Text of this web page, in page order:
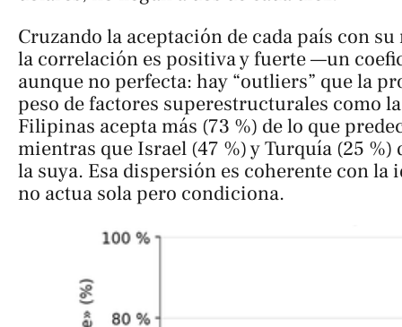
Cruzando la aceptación de cada país con
la correlación es positiva y fuerte —un
aunque no perfecta: hay “outliers” que la
peso de factores superestructurales como
Filipinas acepta más (73 %) de lo que
mientras que Israel (47 %) y Turquía (25 %)
la suya. Esa dispersión es coherente con la
no actua sola pero condiciona.